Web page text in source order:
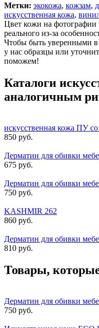
Метки: экокожа, кожзам,
искусственная кожа,
Цвет кожи на фотографии
реального из-за
Чтобы быть уверенными в
у нас образцы или
поможем!
Каталоги
аналогичным
искусственная кожа ПУ
850 руб.
Дерматин для обивки
675 руб.
Дерматин для обивки
750 руб.
KASHMIR 262
860 руб.
Дерматин для обивки
810 руб.
Товары,
Дерматин для обивки
750 руб.